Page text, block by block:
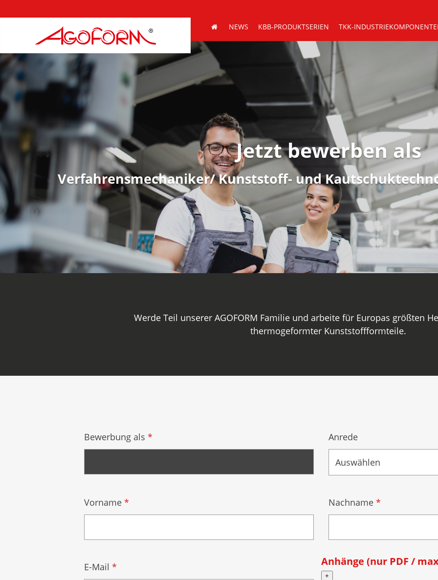
NEWS KBB-PRODUKTSERIEN TKK-
Jetzt bewerben als
Verfahrensmechaniker/ Kunststoff- und
Werde Teil unserer AGOFORM Familie und arbeite für Europas größten
thermogeformter Kunststoffformteile.
Bewerbung als * Anrede
Auswählen
Vorname * Nachname *
E-Mail * Anhänge (nur PDF /
+